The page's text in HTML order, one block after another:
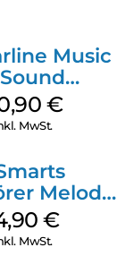
Music
MAXI
€
MwSt.
Melody
USB-C
€
MwSt.